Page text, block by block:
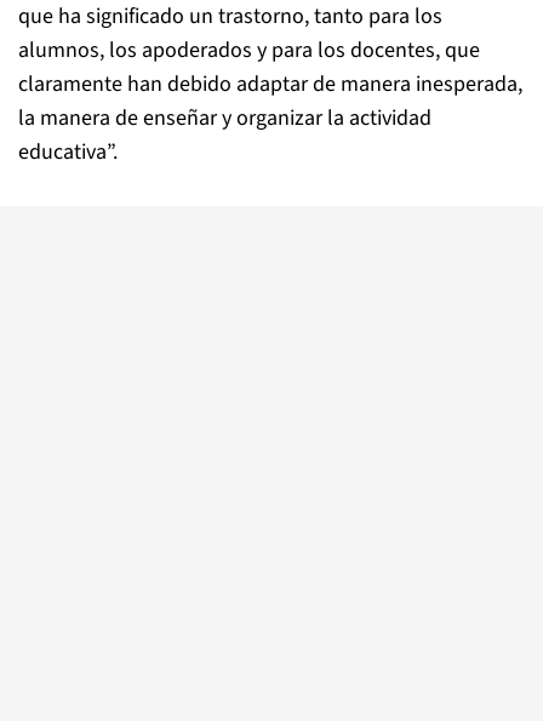
que ha significado un trastorno, tanto para los
alumnos, los apoderados y para los docentes, que
claramente han debido adaptar de manera inesperada,
la manera de enseñar y organizar la actividad
educativa”.